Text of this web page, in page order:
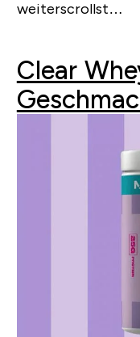
weiterscrollst…
Clear